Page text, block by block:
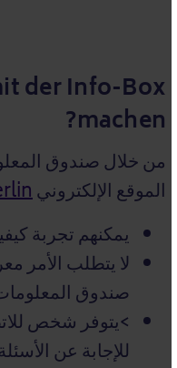
der Info-Box
machen?
من خلال صندوق
الموقع الإلكتروني
يمكنهم تجربة
لا يتطلب الأمر
صندوق
>يتوفر شخص
للإجابة عن